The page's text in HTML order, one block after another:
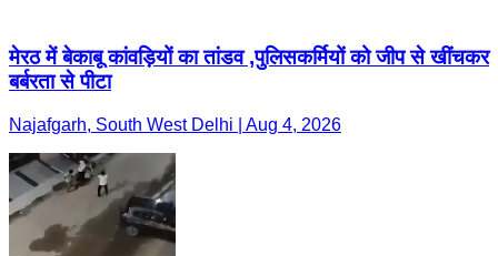
मेरठ में बेकाबू कांवड़ियों का तांडव ,पुलिसकर्मियों को जीप से खींचकर
बर्बरता से पीटा
Najafgarh, South West Delhi | Aug 4, 2026